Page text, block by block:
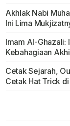
Akhlak Nabi
Ini Lima
Imam Al-Ghazali:
Kebahagiaan
Cetak Sejarah,
Cetak Hat Trick di